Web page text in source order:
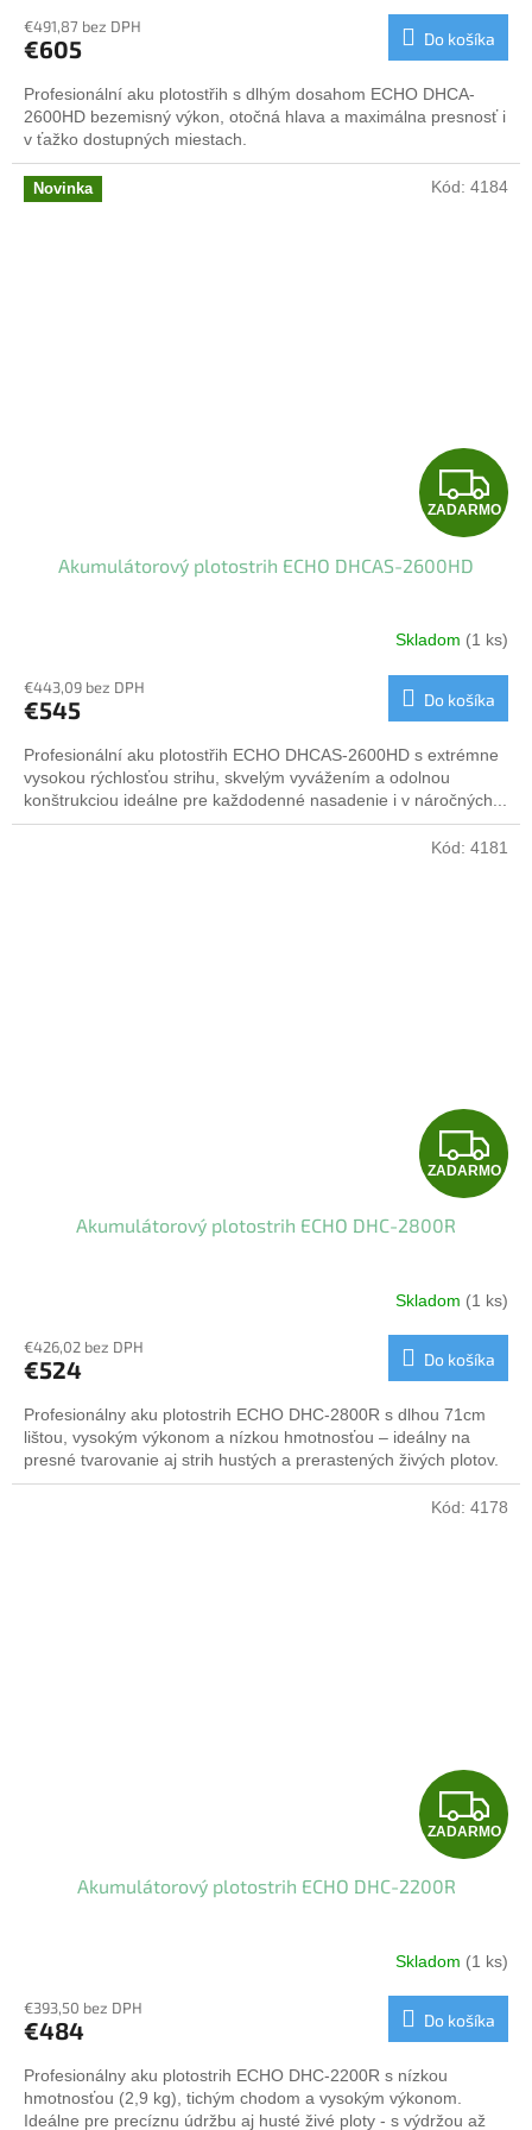
R
M
O
€491,87 bez DPH
€605 Do košíka
Profesionální aku plotostřih s dlhým dosahom ECHO DHCA-
2600HD bezemisný výkon, otočná hlava a maximálna presnosť i
v ťažko dostupných miestach.
Novinka
Z
A
A
R
M
ZADARMO
Akumulátorový plotostrih ECHO DHCAS-2600HD
Skladom (1 ks)
€443,09 bez DPH
€545 Do košíka
Profesionální aku plotostřih ECHO DHCAS-2600HD s extrémne
vysokou rýchlosťou strihu, skvelým vyvážením a odolnou
konštrukciou ideálne pre každodenné nasadenie i v náročných...
Kód: 4184
Z
A
A
R
M
O
ZADARMO
Akumulátorový plotostrih ECHO DHC-2800R
Skladom (1 ks)
€426,02 bez DPH
€524 Do košíka
Profesionálny aku plotostrih ECHO DHC-2800R s dlhou 71cm
lištou, vysokým výkonom a nízkou hmotnosťou – ideálny na
presné tvarovanie aj strih hustých a prerastených živých plotov.
Kód: 4181
Z
A
A
R
M
ZADARMO
Akumulátorový plotostrih ECHO DHC-2200R
Skladom (1 ks)
€393,50 bez DPH
€484 Do košíka
Profesionálny aku plotostrih ECHO DHC-2200R s nízkou
hmotnosťou (2,9 kg), tichým chodom a vysokým výkonom.
Ideálne pre precíznu údržbu aj husté živé ploty - s výdržou až
Kód: 4178